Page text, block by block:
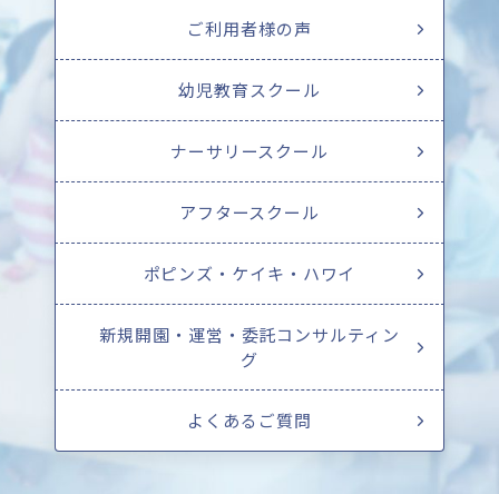
ご利用者様の声
幼児教育スクール
ナーサリースクール
アフタースクール
ポピンズ・ケイキ・ハワイ
新規開園・運営・委託コンサルティン
グ
よくあるご質問